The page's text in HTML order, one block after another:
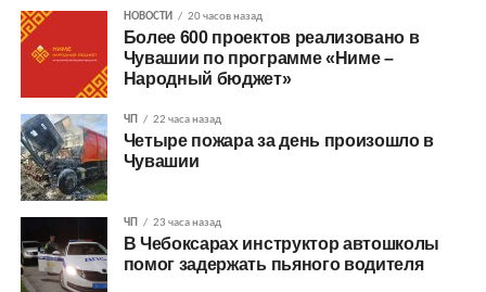
НОВОСТИ 20 часов назад
Более 600 проектов реализовано в
Чувашии по программе «Ниме –
Народный бюджет»
ЧП 22 часа назад
Четыре пожара за день произошло в
Чувашии
ЧП 23 часа назад
В Чебоксарах инструктор автошколы
помог задержать пьяного водителя